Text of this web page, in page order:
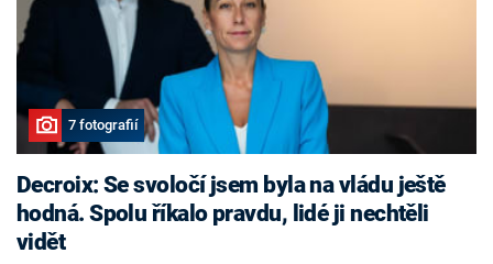
7 fotografií
Decroix: Se svoločí jsem byla na vládu ještě
hodná. Spolu říkalo pravdu, lidé ji nechtěli
vidět